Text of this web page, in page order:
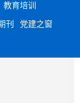
教育培训
刊
党建之窗